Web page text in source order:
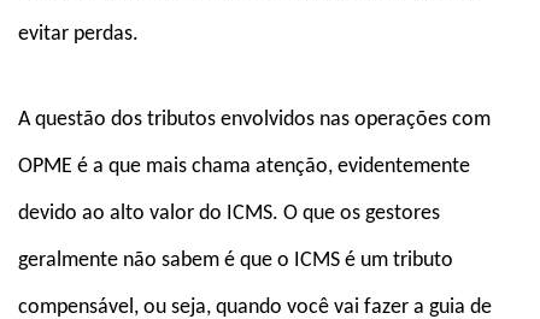
evitar perdas.
A questão dos tributos envolvidos nas operações com
OPME é a que mais chama atenção, evidentemente
devido ao alto valor do ICMS. O que os gestores
geralmente não sabem é que o ICMS é um tributo
compensável, ou seja, quando você vai fazer a guia de